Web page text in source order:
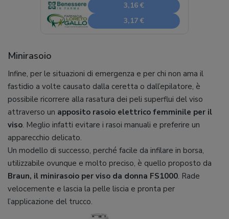
3,16 €
3,17 €
Minirasoio
Infine, per le situazioni di emergenza e per chi non ama il
fastidio a volte causato dalla ceretta o dall’epilatore, è
possibile ricorrere alla rasatura dei peli superflui del viso
attraverso un apposito rasoio elettrico femminile per il
viso. Meglio infatti evitare i rasoi manuali e preferire un
apparecchio delicato.
Un modello di successo, perché facile da infilare in borsa,
utilizzabile ovunque e molto preciso, è quello proposto da
Braun, il minirasoio per viso da donna FS1000. Rade
velocemente e lascia la pelle liscia e pronta per
l’applicazione del trucco.